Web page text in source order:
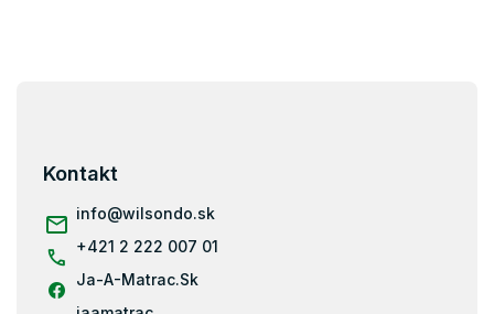
Matrace 110x200
Matrace 120x180
Matrace 120x190
Kontakt
info@wilsondo.sk
+421 2 222 007 01
Ja-A-Matrac.Sk